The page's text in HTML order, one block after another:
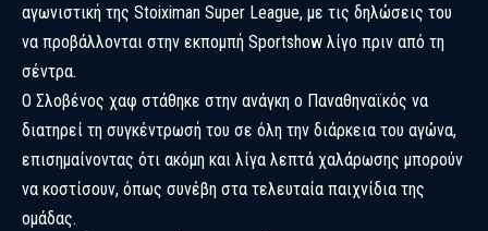
αγωνιστική της Stoiximan Super League, με τις δηλώσεις του
να προβάλλονται στην εκπομπή Sportshow λίγο πριν από τη
σέντρα.
Ο Σλοβένος χαφ στάθηκε στην ανάγκη ο Παναθηναϊκός να
διατηρεί τη συγκέντρωσή του σε όλη την διάρκεια του αγώνα,
επισημαίνοντας ότι ακόμη και λίγα λεπτά χαλάρωσης μπορούν
να κοστίσουν, όπως συνέβη στα τελευταία παιχνίδια της
ομάδας.